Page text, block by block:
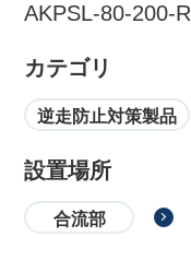
内
AKPSL-80-200-R
カテゴリ
逆走防止対策製品
設置場所
合流部